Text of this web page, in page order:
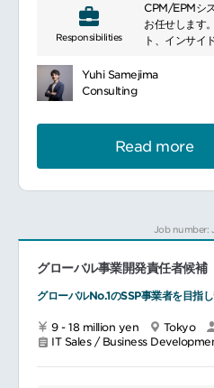
Responsibilities
CPM/EPMシ
お任せします
ト、インサイ
す。
獲得に動くこ
サービスとの
3000億円以上
トとして導入
Yuhi Samejima
Consulting
Read more
Job number:
グローバル事業開発責任者候補
グローバルNo.1のSSP事業者を目指
9 - 18 million yen Tokyo
IT Sales / Business